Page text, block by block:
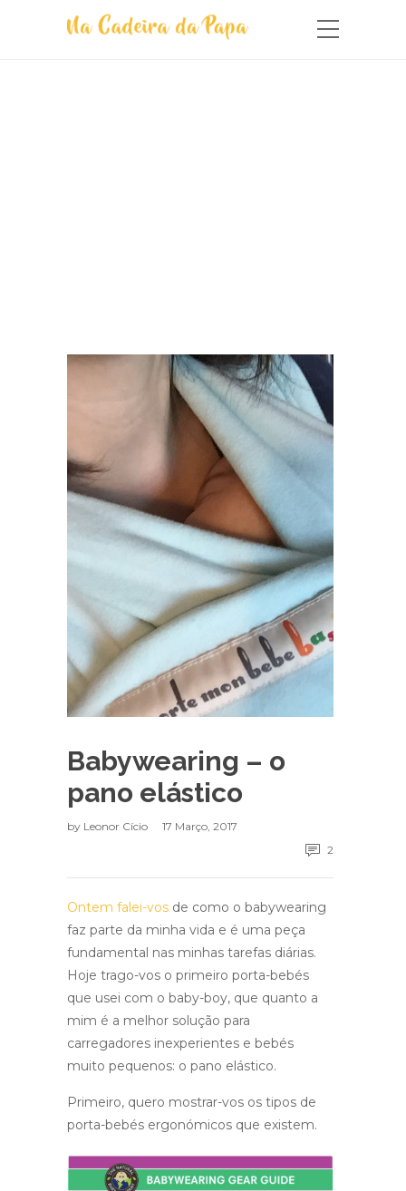
Babywearing – o
pano elástico
by Leonor Cício
17 Março, 2017
2
Ontem falei-vos de como o babywearing
faz parte da minha vida e é uma peça
fundamental nas minhas tarefas diárias.
Hoje trago-vos o primeiro porta-bebés
que usei com o baby-boy, que quanto a
mim é a melhor solução para
carregadores inexperientes e bebés
muito pequenos: o pano elástico.
Primeiro, quero mostrar-vos os tipos de
porta-bebés ergonómicos que existem.